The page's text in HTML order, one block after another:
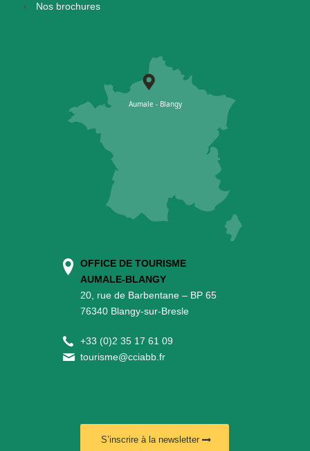
Nos brochures
OFFICE DE TOURISME
AUMALE-BLANGY
20, rue de Barbentane – BP 65
76340 Blangy-sur-Bresle
+33 (0)2 35 17 61 09
tourisme@cciabb.fr
S’inscrire à la newsletter